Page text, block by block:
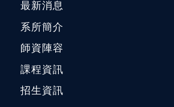
最新消息
系所簡介
師資陣容
課程資訊
招生資訊